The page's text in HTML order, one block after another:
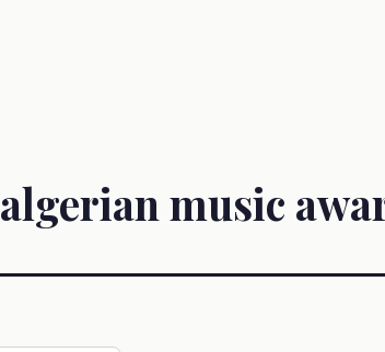
algerian music